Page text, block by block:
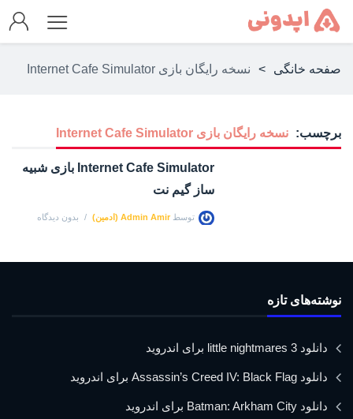
صفحه خانگی > نسخه رایگان بازی Internet Cafe Simulator
برچسب: نسخه رایگان بازی Internet Cafe Simulator
Internet Cafe Simulator بازی شبیه
ساز گیم نت
توسط Admin Amir (ادمین) بدون دیدگاه
نوشته‌های تازه
دانلود little nightmares 3 برای اندروید
دانلود Assassin’s Creed IV: Black Flag برای اندروید
دانلود Batman: Arkham City برای اندروید